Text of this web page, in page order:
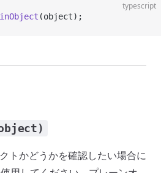
typescript
(object);
トかどうかを確認したい場合に